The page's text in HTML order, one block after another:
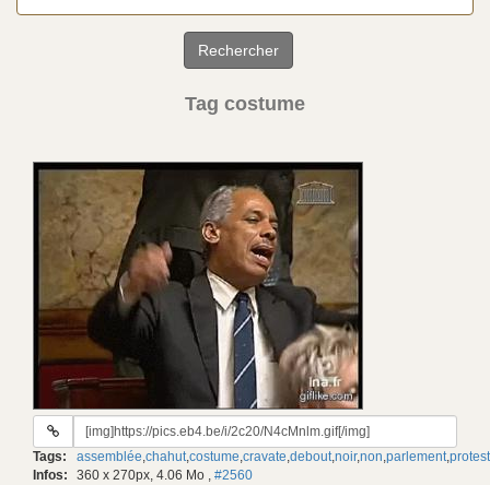
Rechercher
Tag costume
URL
gif:
Tags: assemblée,chahut,costume,cravate,debout,noir,non,parlement,
Infos:
360 x 270px, 4.06 Mo , #2560